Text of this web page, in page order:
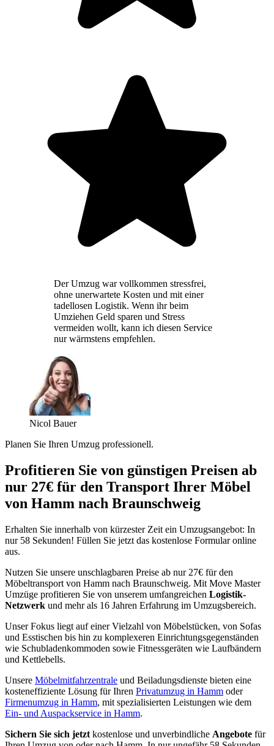
Der Umzug war vollkommen stressfrei,
ohne unerwartete Kosten und mit einer
tadellosen Logistik. Wenn ihr beim
Umziehen Geld sparen und Stress
vermeiden wollt, kann ich diesen Service
nur wärmstens empfehlen.
Nicol Bauer
Planen Sie Ihren Umzug professionell.
Profitieren Sie von günstigen Preisen ab
nur 27€ für den Transport Ihrer Möbel
von Hamm nach Braunschweig
Erhalten Sie innerhalb von kürzester Zeit ein Umzugsangebot: In
nur 58 Sekunden! Füllen Sie jetzt das kostenlose Formular online
aus.
Nutzen Sie unsere unschlagbaren Preise ab nur 27€ für den
Möbeltransport von Hamm nach Braunschweig. Mit Move Master
Umzüge profitieren Sie von unserem umfangreichen Logistik-
Netzwerk und mehr als 16 Jahren Erfahrung im Umzugsbereich.
Unser Fokus liegt auf einer Vielzahl von Möbelstücken, von Sofas
und Esstischen bis hin zu komplexeren Einrichtungsgegenständen
wie Schubladenkommoden sowie Fitnessgeräten wie Laufbändern
und Kettlebells.
Unsere Möbelmitfahrzentrale und Beiladungsdienste bieten eine
kosteneffiziente Lösung für Ihren Privatumzug in Hamm oder
Firmenumzug in Hamm, mit spezialisierten Leistungen wie dem
Ein- und Auspackservice in Hamm.
Sichern Sie sich jetzt kostenlose und unverbindliche Angebote für